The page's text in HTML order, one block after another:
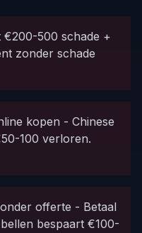
€200-500 schade +
zonder schade
kopen - Chinese
100 verloren.
offerte - Betaal
bespaart €100-